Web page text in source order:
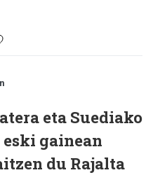
eta Suediako
gainean
du Rajalta